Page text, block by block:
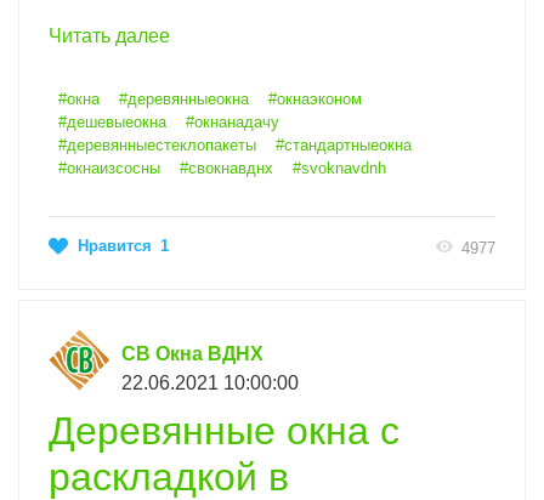
Читать далее
#окна #деревянныеокна
#окнаэконом
#дешевыеокна
#окнанадачу
#деревянныестеклопакеты
#стандартныеокна
#окнаизсосны
#свокнавднх #svoknavdnh
Нравится 1 4977
СВ Окна ВДНХ
22.06.2021 10:00:00
Деревянные окна с
раскладкой в